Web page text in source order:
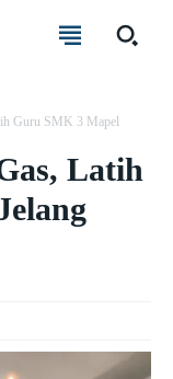
Guru SMK 3 Mapel
Latih